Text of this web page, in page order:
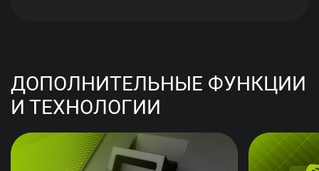
ДОПОЛНИТЕЛЬНЫЕ ФУНКЦИИ
И ТЕХНОЛОГИИ